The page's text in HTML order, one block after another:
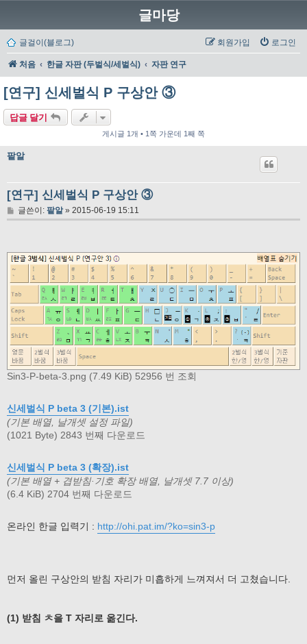
글마당
글걸이(블로그) 로그인
회원가입
처음 한글 자판 (두벌식/세벌식) 자판 연구
[연구] 신세벌식 P 구상안 ③
답글 달기
게시글 1개 • 1쪽 가운데 1째 쪽
팥알
[연구] 신세벌식 P 구상안 ③
글
글쓴이: 팥알» 2015-06-19 15:11
Sin3-P-beta-3.png (7.49 KiB) 52956 번 조회
신세벌식 P beta 3 (기본).ist
(기본 배열, 날개셋 설정 파일)
(1021 Byte) 2843 번째 다운로드
신세벌식 P beta 3 (확장).ist
(기본 배열 + 겹받침·기호 확장 배열, 날개셋 7.7 이상)
(6.4 KiB) 2704 번째 다운로드
온라인 한글 입력기 : http://ohi.pat.im/?ko=sin3-p
먼저 올린 구상안의 받침 자리가 미흡하게 느껴져서 더 고쳤습니다.
(1) 받침 ㅊ을 T 자리로 옮긴다.